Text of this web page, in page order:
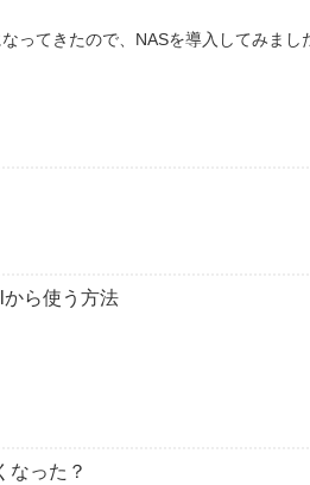
ってきたので、NASを導入してみまし
ら使う方法
なった？